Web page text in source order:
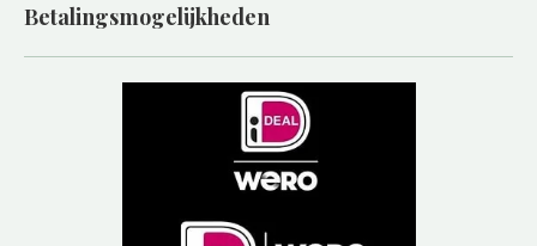
Betalingsmogelijkheden